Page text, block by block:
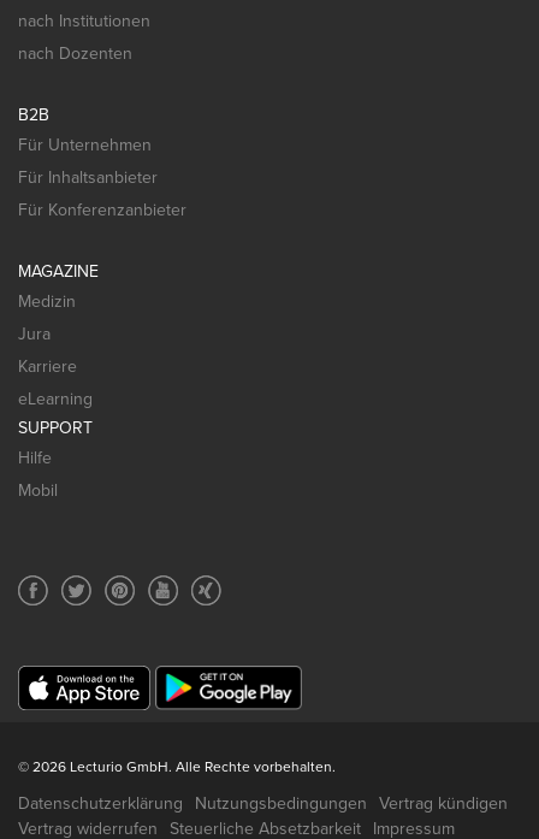
nach Institutionen
nach Dozenten
B2B
Für Unternehmen
Für Inhaltsanbieter
Für Konferenzanbieter
MAGAZINE
Medizin
Jura
Karriere
eLearning
SUPPORT
Hilfe
Mobil
© 2026 Lecturio GmbH. Alle Rechte vorbehalten.
Datenschutzerklärung Nutzungsbedingungen
Vertrag kündigen
Vertrag widerrufen
Steuerliche Absetzbarkeit Impressum